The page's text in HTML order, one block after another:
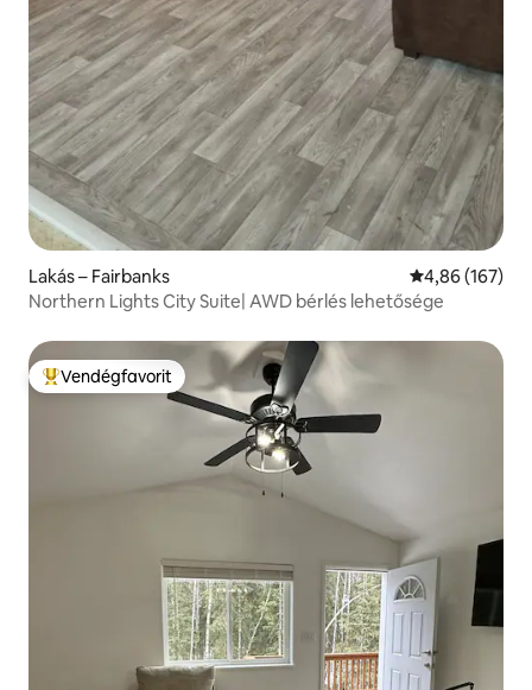
Lakás – Fairbanks Átlagos
4,86 (167)
Northern Lights City Suite| AWD bérlés lehetősége
Kiemelt vendégfavorit
Vendégfavorit